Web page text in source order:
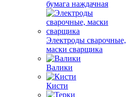
бумага наждачная
Электроды сварочные,
маски сварщика
Валики
Кисти